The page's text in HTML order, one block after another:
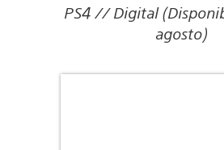
PS4 // Digital
agosto)